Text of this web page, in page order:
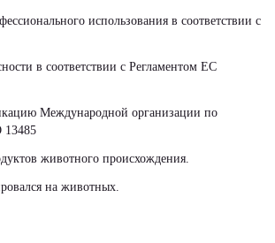
использования в соответствии с
в соответствии с Регламентом ЕС
Международной организации по
13485
животного происхождения.
на животных.